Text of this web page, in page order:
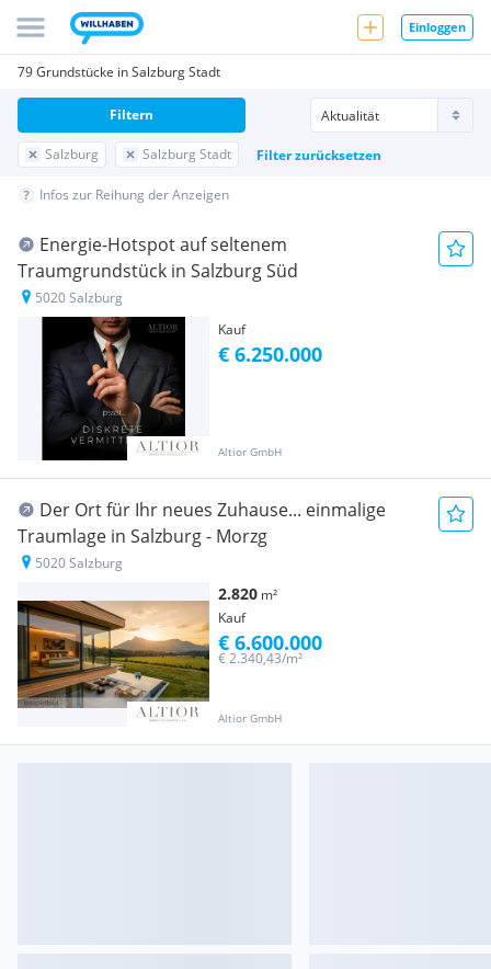
Einloggen
79 Grundstücke in Salzburg Stadt
Salzburg Salzburg Stadt Filter zurücksetzen
Filtern
Infos zur Reihung der Anzeigen
Energie-Hotspot auf seltenem
Traumgrundstück in Salzburg Süd
5020 Salzburg
Kauf
Altior GmbH
€ 6.250.000
Der Ort für Ihr neues Zuhause... einmalige
Traumlage in Salzburg - Morzg
5020 Salzburg
2.820 m²
Kauf
Altior GmbH
€ 2.340,43/m²
€ 6.600.000